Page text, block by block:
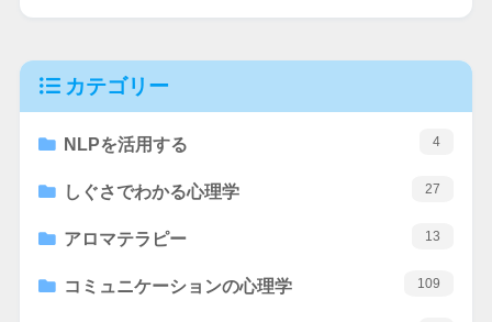
カテゴリー
NLPを活用する 4
しぐさでわかる心理学 27
アロマテラピー 13
コミュニケーションの心理学 109